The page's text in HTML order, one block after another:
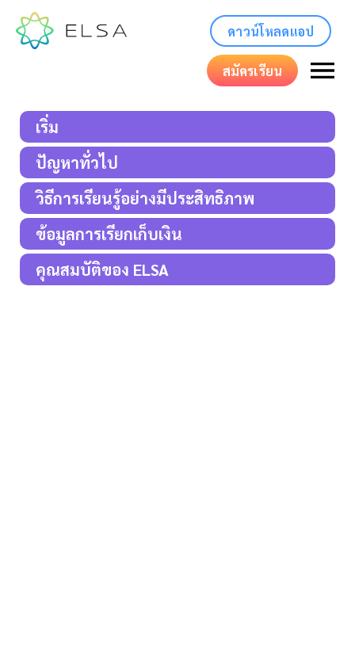
ดาวน์โหลดแอป
สมัครเรียน
เริ่ม
ปัญหาทั่วไป
วิธีการเรียนรู้อย่างมีประสิทธิภาพ
ข้อมูลการเรียกเก็บเงิน
คุณสมบัติของ ELSA